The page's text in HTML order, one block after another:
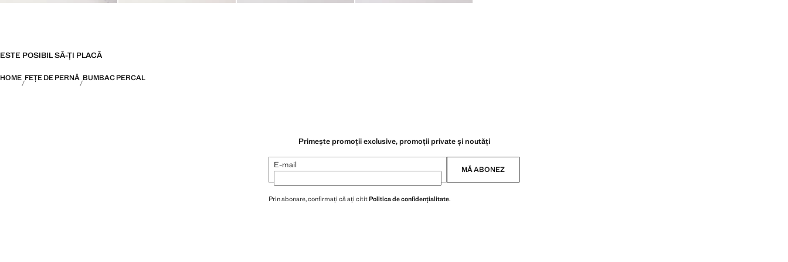
ESTE POSIBIL SĂ-ȚI PLACĂ
HOME FEȚE DE PERNĂ BUMBAC PERCAL
Primește promoții exclusive, promoții private și noutăți
E-mail MĂ ABONEZ
Prin abonare, confirmați că ați cititPolitica de confidențialitate.